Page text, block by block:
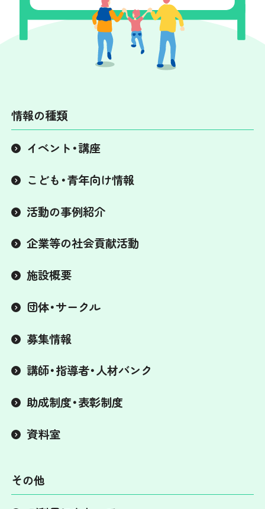
情報の種類
イベント・講座
こども・青年向け情報
活動の事例紹介
企業等の社会貢献活動
施設概要
団体・サークル
募集情報
講師・指導者・人材バンク
助成制度・表彰制度
資料室
その他